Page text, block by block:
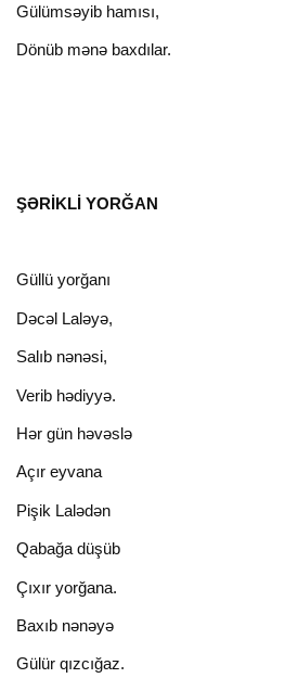
Gülümsəyib hamısı,
Dönüb mənə baxdılar.
ŞƏRİKLİ YORĞAN
Güllü yorğanı
Dəcəl Laləyə,
Salıb nənəsi,
Verib hədiyyə.
Hər gün həvəslə
Açır eyvana
Pişik Lalədən
Qabağa düşüb
Çıxır yorğana.
Baxıb nənəyə
Gülür qızcığaz.